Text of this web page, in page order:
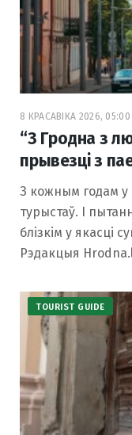
8 КРАСАВІКА 2026, 05:00
“З Гродна з
прывезці з
З кожным годам
турыстаў. І
блізкім у якасці
Рэдакцыя
TOURIST GUIDE